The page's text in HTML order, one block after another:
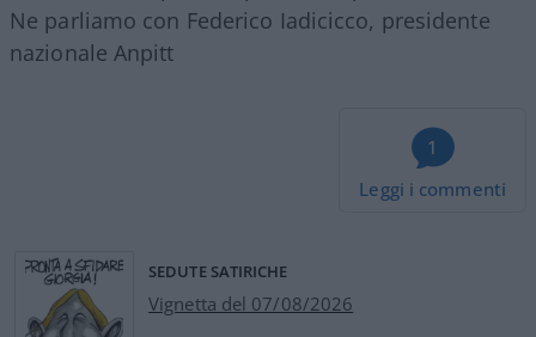
Ne parliamo con Federico Iadicicco, presidente
nazionale Anpitt
1
Leggi i commenti
SEDUTE SATIRICHE
Vignetta del 07/08/2026